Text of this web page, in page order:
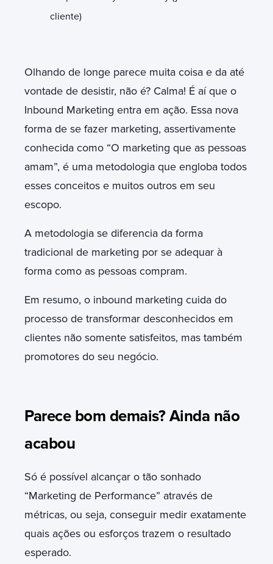
cliente)
Olhando de longe parece muita coisa e da até
vontade de desistir, não é? Calma! É aí que o
Inbound Marketing entra em ação. Essa nova
forma de se fazer marketing, assertivamente
conhecida como “O marketing que as pessoas
amam”, é uma metodologia que engloba todos
esses conceitos e muitos outros em seu
escopo.
A metodologia se diferencia da forma
tradicional de marketing por se adequar à
forma como as pessoas compram.
Em resumo, o inbound marketing cuida do
processo de transformar desconhecidos em
clientes não somente satisfeitos, mas também
promotores do seu negócio.
Parece bom demais? Ainda não
acabou
Só é possível alcançar o tão sonhado
“Marketing de Performance” através de
métricas, ou seja, conseguir medir exatamente
quais ações ou esforços trazem o resultado
esperado.